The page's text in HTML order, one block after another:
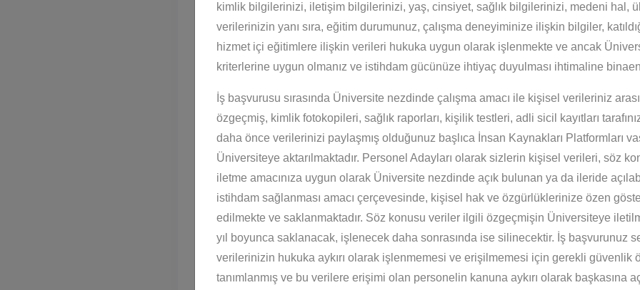
Cep Telefonu *
Adres *
BAŞVURU BİLGİLERİ
Birim * Pozisyon * Çalışma Şekli *
EĞİTİM BİLGİLERİ
Eğitim Durumu Okul Adı
kimlik bilgilerinizi, iletişim bilgilerinizi, yaş, cinsiyet, sağlık bilgilerinizi, medeni hal,
verilerinizin yanı sıra, eğitim durumunuz, çalışma deneyiminize ilişkin bilgiler,
hizmet içi eğitimlere ilişkin verileri hukuka uygun olarak işlenmekte ve ancak
kriterlerine uygun olmanız ve istihdam gücünüze ihtiyaç duyulması ihtimaline
İş başvurusu sırasında Üniversite nezdinde çalışma amacı ile kişisel verileriniz
özgeçmiş, kimlik fotokopileri, sağlık raporları, kişilik testleri, adli sicil kayıtları
daha önce verilerinizi paylaşmış olduğunuz başlıca İnsan Kaynakları Platformları
Üniversiteye aktarılmaktadır. Personel Adayları olarak sizlerin kişisel verileri, söz
iletme amacınıza uygun olarak Üniversite nezdinde açık bulunan ya da ileride
istihdam sağlanması amacı çerçevesinde, kişisel hak ve özgürlüklerinize özen
edilmekte ve saklanmaktadır. Söz konusu veriler ilgili özgeçmişin Üniversiteye
yıl boyunca saklanacak, işlenecek daha sonrasında ise silinecektir. İş başvurunuz
verilerinizin hukuka aykırı olarak işlenmemesi ve erişilmemesi için gerekli güvenlik
tanımlanmış ve bu verilere erişimi olan personelin kanuna aykırı olarak başkasına